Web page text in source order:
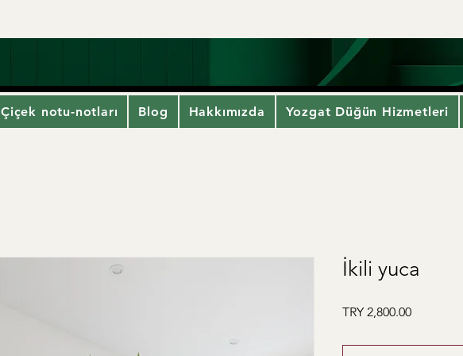
Çiçek notu-notları Blog Hakkımızda Yozgat Düğün Hizmetleri
İkili yuca
TRY 2,800.00Price